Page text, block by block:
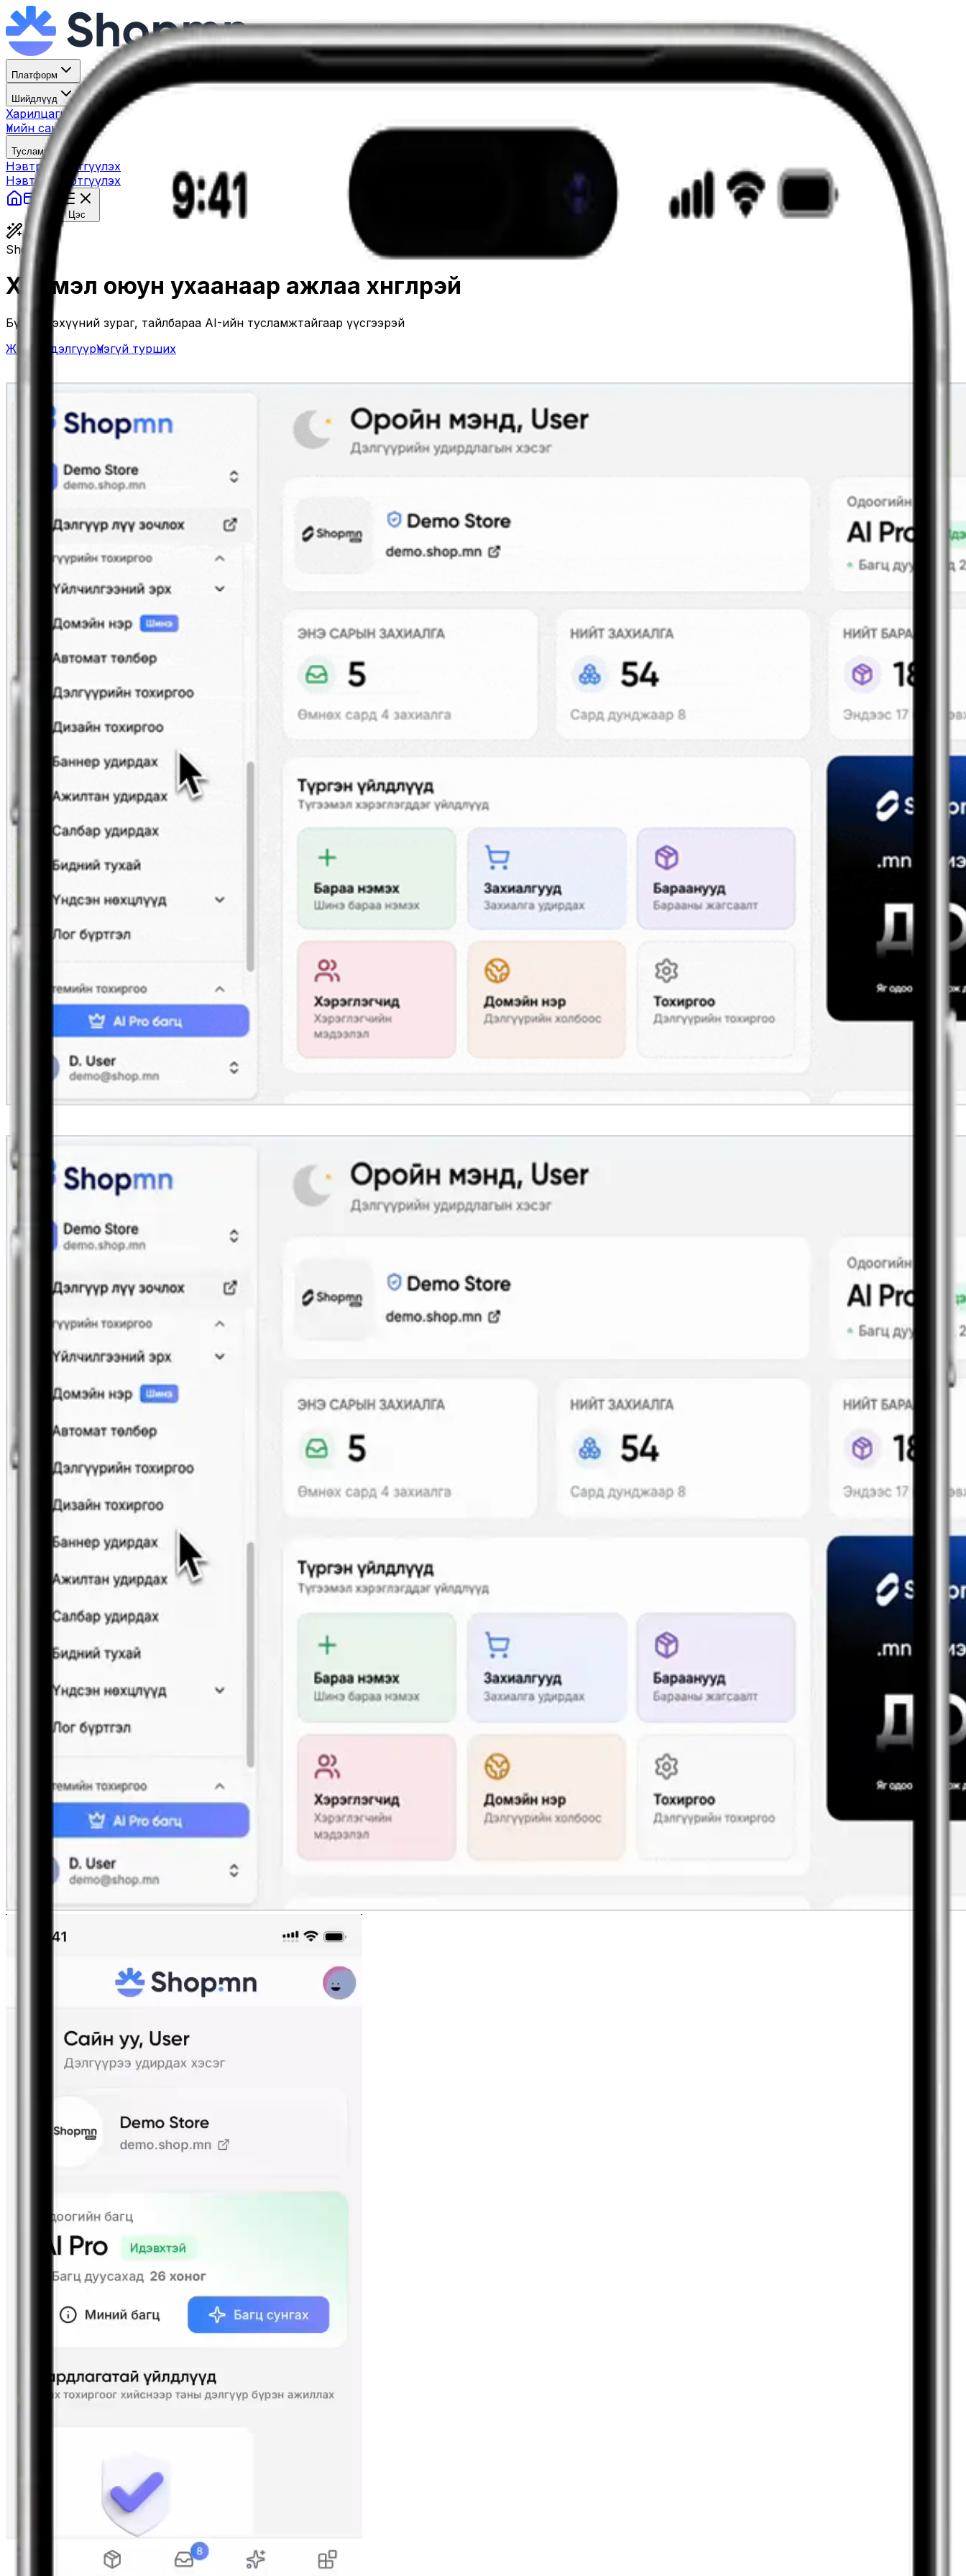
Платформ
Шийдлүүд
Харилцагчид
Үнийн санал
Тусламж
НэвтрэхБүртгүүлэх
Нэвтрэх Бүртгүүлэх
Үнэ
Цэс
Shop AI
Хиймэл оюун ухаанаар ажлаа хөнгөлөөрэй
Бүтээгдэхүүний зураг, тайлбараа AI-ийн тусламжтайгаар үүсгээрэй
Жишээ дэлгүүрҮнэгүй турших